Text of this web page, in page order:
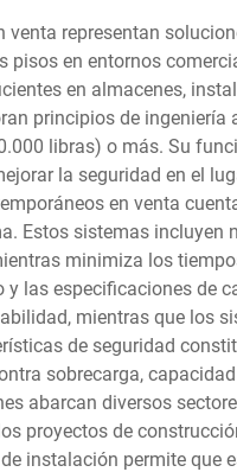
venta representan
pisos en entornos
en almacenes,
principios de
libras) o más. Su
la seguridad en el
en venta
Estos sistemas incluyen
minimiza los
y las especificaciones de
mientras que los
de seguridad
sobrecarga,
abarcan diversos
proyectos de
instalación permite que